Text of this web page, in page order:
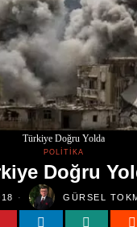
Türkiye Doğru Yolda
POLITIKA
Doğru
GÜRSEL